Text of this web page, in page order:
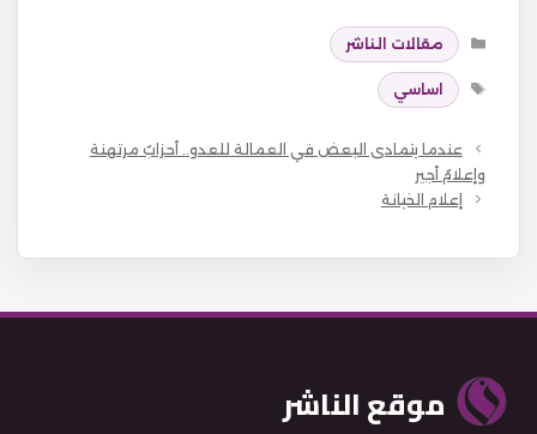
التصنيفات
مقالات الناشر
الوسوم
اساسي
عندما يتمادى البعض في العمالة للعدو.. أحزابٌ مرتهنة
وإعلامٌ أجير
إعلام الخيانة
موقع الناشر